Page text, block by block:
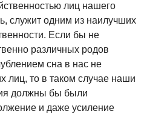
лиц нашего
служит одним из наилучших
Если бы не
различных родов
сна в нас не
то в таком случае наши
должны бы были
и даже усиление